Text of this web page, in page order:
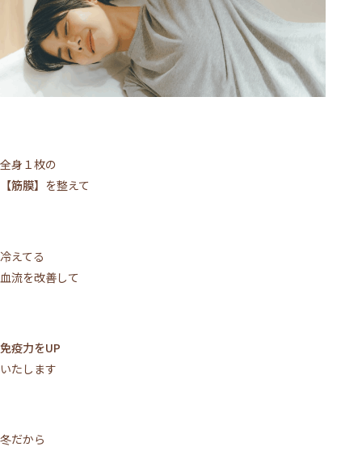
全身１枚の
【筋膜】 を整えて
冷えてる
血流を改善して
免疫力をUP
いたします
冬だから